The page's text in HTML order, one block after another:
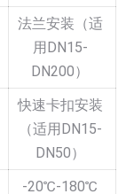
法兰安装（适
用DN15-
DN200）
快速卡扣安装
（适用DN15-
DN50）
-20℃-180℃